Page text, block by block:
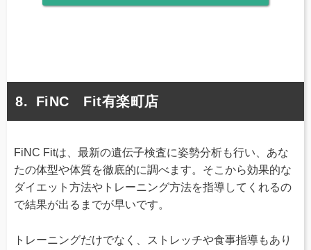
FiNC Fit有楽町店
FiNC Fitは、最新の遺伝子検査に姿勢分析も行い、あな
たの体型や体質を徹底的に調べます。そこから効果的な
ダイエット方法やトレーニング方法を指導してくれるの
で結果が出るまでが早いです。
トレーニングだけでなく、ストレッチや食事指導もあり